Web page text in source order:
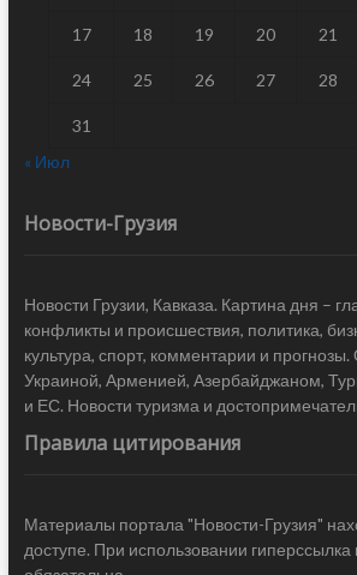
17 18 19 20 21
24 25 26 27 28
31
« Июл
Новости-Грузия
Новости Грузии, Кавказа. Картина дня –
конфликты и происшествия, политика,
культура, спорт, комментарии и
Украиной, Арменией, Азербайджаном,
и ЕС. Новости туризма и
Правила цитирования
Материалы портала "Новости-Грузия"
доступе. При использовании гиперссылка